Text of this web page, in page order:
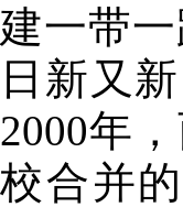
建一带
日新又
2000年
校合并